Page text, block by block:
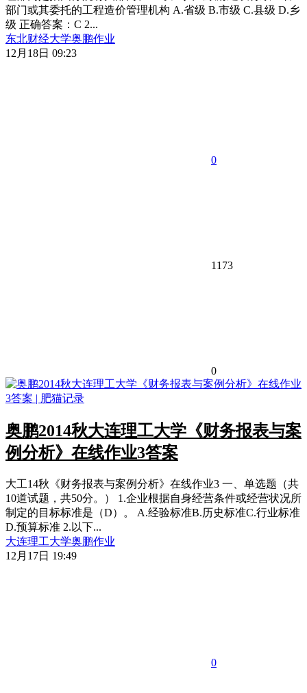
部门或其委托的工程造价管理机构 A.省级 B.市级 C.县级 D.乡
级 正确答案：C 2...
东北财经大学奥鹏作业
12月18日 09:23
0
1173
0
奥鹏2014秋大连理工大学《财务报表与案
例分析》在线作业3答案
大工14秋《财务报表与案例分析》在线作业3 一、单选题（共
10道试题，共50分。） 1.企业根据自身经营条件或经营状况所
制定的目标标准是（D）。 A.经验标准B.历史标准C.行业标准
D.预算标准 2.以下...
大连理工大学奥鹏作业
12月17日 19:49
0